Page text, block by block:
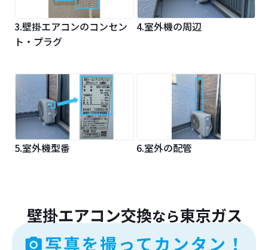
3.壁掛エアコンのコンセン
ト・プラグ
4.室外機の周辺
5.室外機型番 6.室外の配管